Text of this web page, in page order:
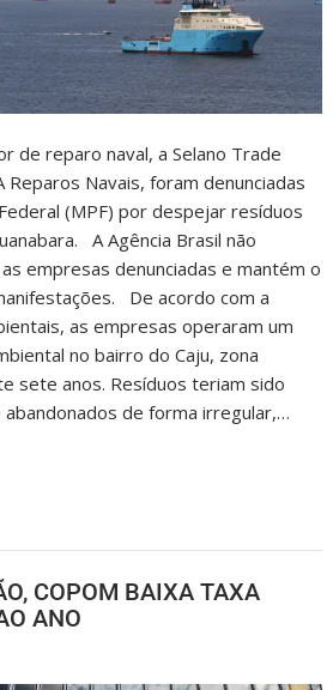
de reparo naval, a Selano Trade
Reparos Navais, foram denunciadas
(MPF) por despejar resíduos
A Agência Brasil não
empresas denunciadas e mantém o
De acordo com a
as empresas operaram um
no bairro do Caju, zona
sete anos. Resíduos teriam sido
abandonados de forma irregular,…
COPOM BAIXA TAXA
ANO